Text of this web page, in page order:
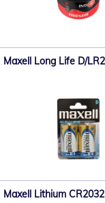
Maxell Long Life D/
Maxell Lithium